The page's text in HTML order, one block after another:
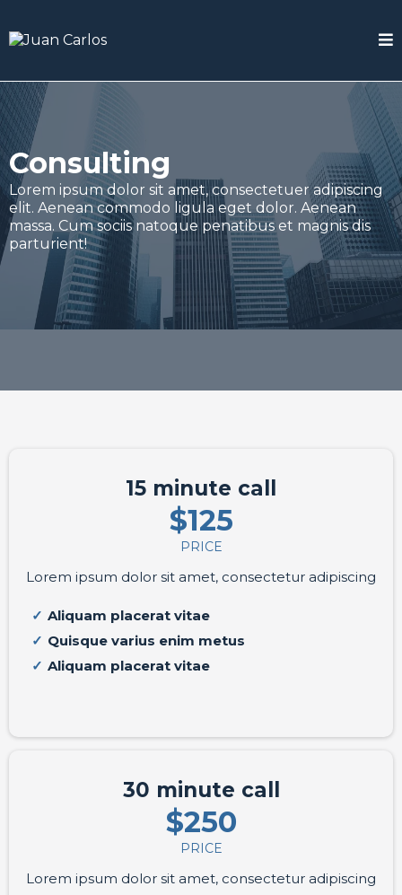
Consulting
Lorem ipsum dolor sit amet, consectetuer adipiscing
elit. Aenean commodo ligula eget dolor. Aenean
massa. Cum sociis natoque penatibus et magnis dis
parturient!
15 minute call
$125
PRICE
Lorem ipsum dolor sit amet, consectetur adipiscing
Aliquam placerat vitae
Quisque varius enim metus
Aliquam placerat vitae
30 minute call
$250
PRICE
Lorem ipsum dolor sit amet, consectetur adipiscing